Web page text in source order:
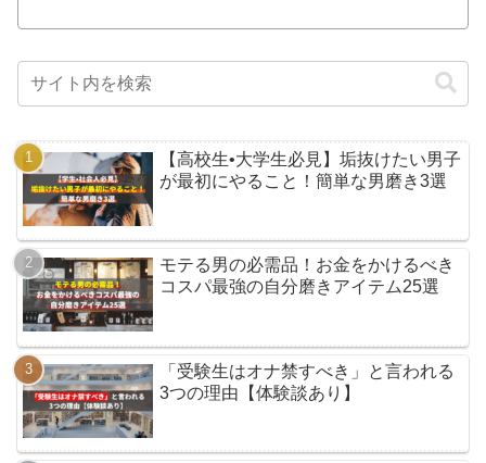
【高校生•大学生必見】垢抜けたい男子
が最初にやること！簡単な男磨き3選
モテる男の必需品！お金をかけるべき
コスパ最強の自分磨きアイテム25選
「受験生はオナ禁すべき」と言われる
3つの理由【体験談あり】